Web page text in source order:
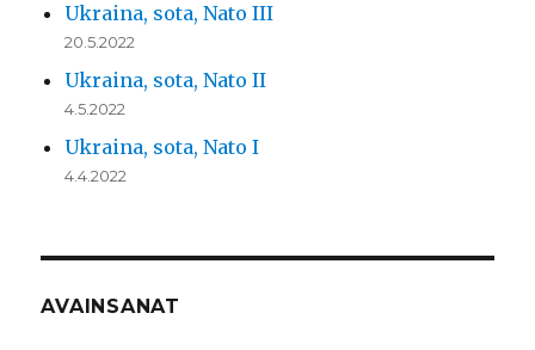
Ukraina, sota, Nato III
20.5.2022
Ukraina, sota, Nato II
4.5.2022
Ukraina, sota, Nato I
4.4.2022
AVAINSANAT